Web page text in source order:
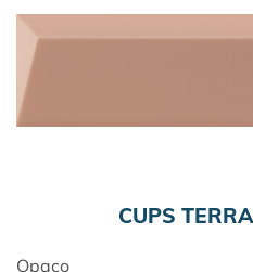
CUPS
Opaco